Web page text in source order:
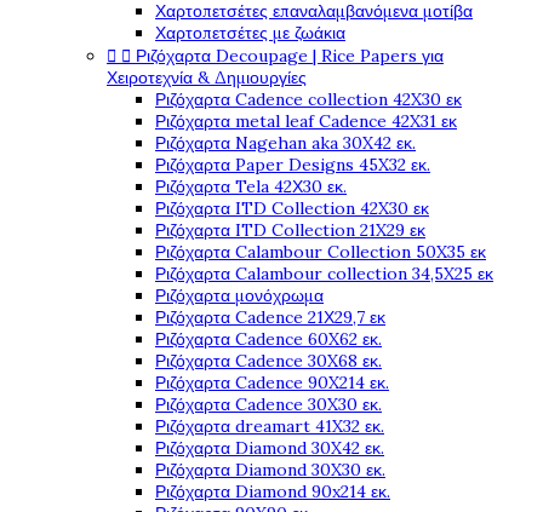
Χαρτοπετσέτες επαναλαμβανόμενα μοτίβα
Χαρτοπετσέτες με ζωάκια
  Ριζόχαρτα Decoupage | Rice Papers για
Χειροτεχνία & Δημιουργίες
Ριζόχαρτα Cadence collection 42X30 εκ
Ριζόχαρτα metal leaf Cadence 42X31 εκ
Ριζόχαρτα Nagehan aka 30X42 εκ.
Ριζόχαρτα Paper Designs 45X32 εκ.
Ριζόχαρτα Tela 42Χ30 εκ.
Ριζόχαρτα ITD Collection 42X30 εκ
Ριζόχαρτα ITD Collection 21X29 εκ
Ριζόχαρτα Calambour Collection 50X35 εκ
Ριζόχαρτα Calambour collection 34,5X25 εκ
Ριζόχαρτα μονόχρωμα
Ριζόχαρτα Cadence 21Χ29,7 εκ
Ριζόχαρτα Cadence 60X62 εκ.
Ριζόχαρτα Cadence 30X68 εκ.
Ριζόχαρτα Cadence 90X214 εκ.
Ριζόχαρτα Cadence 30X30 εκ.
Ριζόχαρτα dreamart 41X32 εκ.
Ριζόχαρτα Diamond 30X42 εκ.
Ριζόχαρτα Diamond 30X30 εκ.
Ριζόχαρτα Diamond 90x214 εκ.